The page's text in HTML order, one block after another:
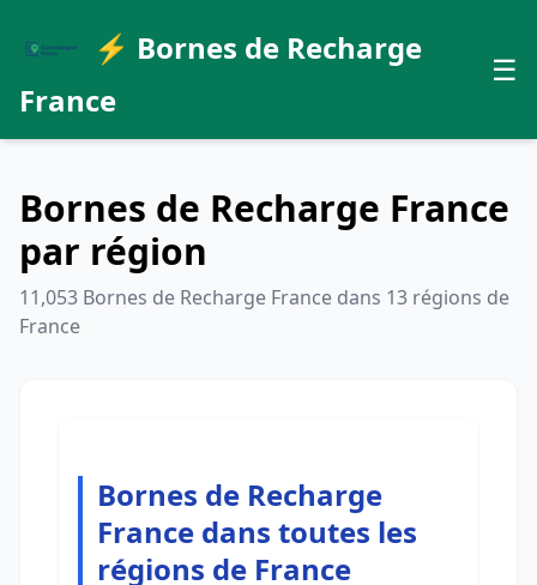
⚡ Bornes de Recharge
France
☰
Bornes de Recharge France
par région
11,053 Bornes de Recharge France dans 13 régions de
France
Bornes de Recharge
France dans toutes les
régions de France